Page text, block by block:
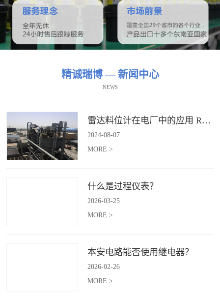
精诚瑞博 — 新闻中心
NEWS
雷达料位计在电厂中的应用 RBRDZB-71-6-C
2024-08-07
MORE >
什么是过程仪表？
2026-03-25
MORE >
本安电路能否使用继电器？
2026-02-26
MORE >